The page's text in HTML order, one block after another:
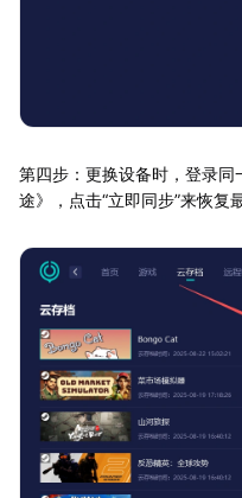
第四步：更换设备时，登录
途》，点击“立即同步”来恢复